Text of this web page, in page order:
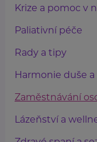
Krize a pomoc v
Paliativní péče
Rady a tipy
Harmonie duše a
Zaměstnávání
Lázeňství a